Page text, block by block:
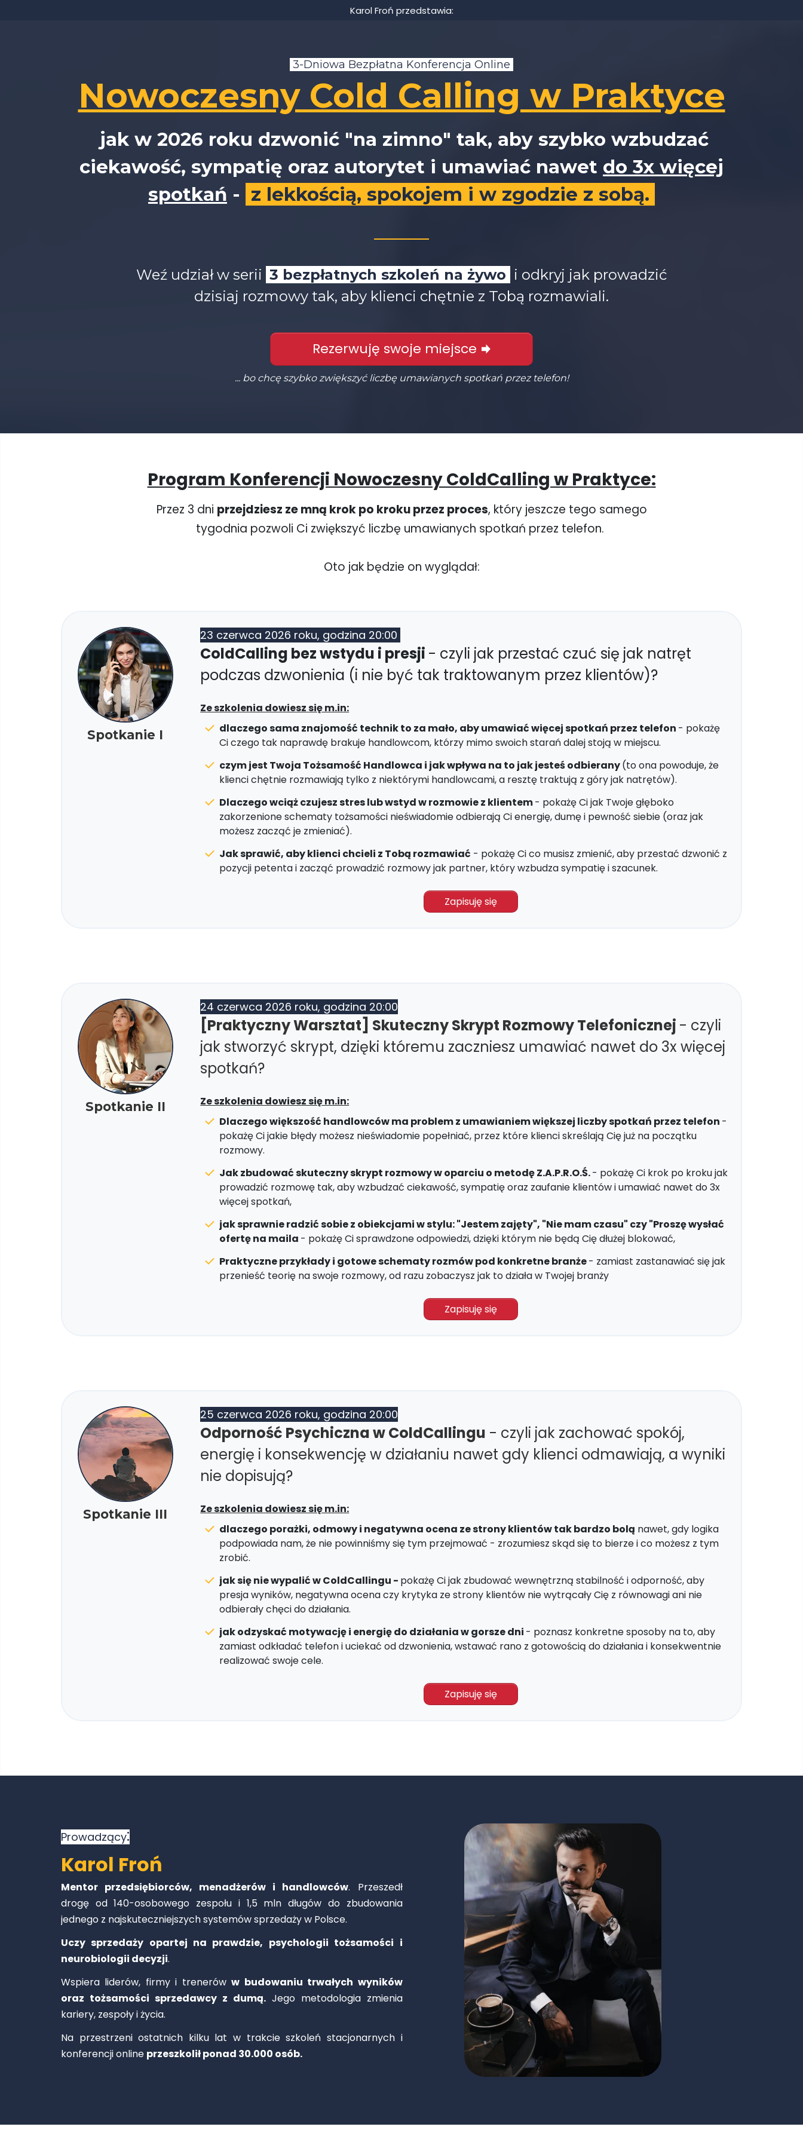
Karol Froń przedstawia:
3-Dniowa Bezpłatna Konferencja Online
Nowoczesny Cold Calling w Praktyce
jak w 2026 roku dzwonić "na zimno" tak, aby szybko wzbudzać
ciekawość, sympatię oraz autorytet i umawiać nawet do 3x więcej
spotkań - z lekkością, spokojem i w zgodzie z sobą.
Weź udział w serii 3 bezpłatnych szkoleń na żywo i odkryj jak prowadzić
dzisiaj rozmowy tak, aby klienci chętnie z Tobą rozmawiali.
Rezerwuję swoje miejsce
... bo chcę szybko zwiększyć liczbę umawianych spotkań przez telefon!
Program Konferencji Nowoczesny ColdCalling w Praktyce:
Przez 3 dni przejdziesz ze mną krok po kroku przez proces, który jeszcze tego samego
tygodnia pozwoli Ci zwiększyć liczbę umawianych spotkań przez telefon.
Oto jak będzie on wyglądał:
Spotkanie I
23 czerwca 2026 roku, godzina 20:00
ColdCalling bez wstydu i presji - czyli jak przestać czuć się jak natręt
podczas dzwonienia (i nie być tak traktowanym przez klientów)?
Ze szkolenia dowiesz się m.in:
dlaczego sama znajomość technik to za mało, aby umawiać więcej spotkań przez telefon - pokażę
Ci czego tak naprawdę brakuje handlowcom, którzy mimo swoich starań dalej stoją w miejscu.
czym jest Twoja Tożsamość Handlowca i jak wpływa na to jak jesteś odbierany(to ona powoduje, że
klienci chętnie rozmawiają tylko z niektórymi handlowcami, a resztę traktują z góry jak natrętów).
Dlaczego wciąż czujesz stres lub wstyd w rozmowie z klientem- pokażę Ci jak Twoje głęboko
zakorzenione schematy tożsamości nieświadomie odbierają Ci energię, dumę i pewność siebie (oraz jak
możesz zacząć je zmieniać).
Jak sprawić, aby klienci chcieli z Tobą rozmawiać - pokażę Ci co musisz zmienić, aby przestać dzwonić z
pozycji petenta i zacząć prowadzić rozmowy jak partner, który wzbudza sympatię i szacunek.
Zapisuję się
Spotkanie II
24 czerwca 2026 roku, godzina 20:00
[Praktyczny Warsztat] Skuteczny Skrypt Rozmowy Telefonicznej - czyli
jak stworzyć skrypt, dzięki któremu zaczniesz umawiać nawet do 3x więcej
spotkań?
Ze szkolenia dowiesz się m.in:
Dlaczego większość handlowców ma problem z umawianiem większej liczby spotkań przez telefon -
pokażę Ci jakie błędy możesz nieświadomie popełniać, przez które klienci skreślają Cię już na początku
rozmowy.
Jak zbudować skuteczny skrypt rozmowy w oparciu o metodę Z.A.P.R.O.Ś.- pokażę Ci krok po kroku jak
prowadzić rozmowę tak, aby wzbudzać ciekawość, sympatię oraz zaufanie klientów i umawiać nawet do 3x
więcej spotkań,
jak sprawnie radzić sobie z obiekcjami w stylu: "Jestem zajęty", "Nie mam czasu" czy "Proszę wysłać
ofertę na maila - pokażę Ci sprawdzone odpowiedzi, dzięki którym nie będą Cię dłużej blokować,
Praktyczne przykłady i gotowe schematy rozmów pod konkretne branże- zamiast zastanawiać się jak
przenieść teorię na swoje rozmowy, od razu zobaczysz jak to działa w Twojej branży
Zapisuję się
Spotkanie III
25 czerwca 2026 roku, godzina 20:00
Odporność Psychiczna w ColdCallingu - czyli jak zachować spokój,
energię i konsekwencję w działaniu nawet gdy klienci odmawiają, a wyniki
nie dopisują?
Ze szkolenia dowiesz się m.in:
dlaczego porażki, odmowy i negatywna ocena ze strony klientów tak bardzo bolą nawet, gdy logika
podpowiada nam, że nie powinniśmy się tym przejmować - zrozumiesz skąd się to bierze i co możesz z tym
zrobić.
jak się nie wypalić w ColdCallingu - pokażę Ci jak zbudować wewnętrzną stabilność i odporność, aby
presja wyników, negatywna ocena czy krytyka ze strony klientów nie wytrącały Cię z równowagi ani nie
odbierały chęci do działania.
jak odzyskać motywację i energię do działania w gorsze dni - poznasz konkretne sposoby na to, aby
zamiast odkładać telefon i uciekać od dzwonienia, wstawać rano z gotowością do działania i konsekwentnie
realizować swoje cele.
Zapisuję się
Prowadzący:
Karol Froń
Mentor przedsiębiorców, menadżerów i handlowców. Przeszedł
drogę od 140-osobowego zespołu i 1,5 mln długów do zbudowania
jednego z najskuteczniejszych systemów sprzedaży w Polsce.
Uczy sprzedaży opartej na prawdzie, psychologii tożsamości i
neurobiologii decyzji.
Wspiera liderów, firmy i treneróww budowaniu trwałych wyników
oraz tożsamości sprzedawcy z dumą.Jego metodologia zmienia
kariery, zespoły i życia.
Na przestrzeni ostatnich kilku lat w trakcie szkoleń stacjonarnych i
konferencji online przeszkolił ponad 30.000 osób.